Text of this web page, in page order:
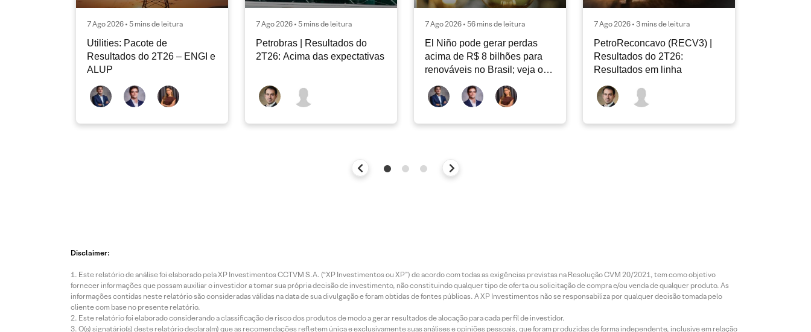
7 Ago 2026 • 5 mins de leitura
Utilities: Pacote de
Resultados do 2T26 – ENGI e
ALUP
7 Ago 2026 • 5 mins de leitura
Petrobras | Resultados do
2T26: Acima das expectativas
7 Ago 2026 • 56 mins de leitura
El Niño pode gerar perdas
acima de R$ 8 bilhões para
renováveis no Brasil; veja o
Radar Energia XP | Agosto
7 Ago 2026 • 3 mins de leitura
PetroReconcavo (RECV3) |
Resultados do 2T26:
Resultados em linha
Disclaimer:
Este relatório de análise foi elaborado pela XP Investimentos CCTVM S.A. (“XP Investimentos ou XP”) de acordo com todas as exigências previstas na Resolução CVM 20/2021, tem como objetivo
fornecer informações que possam auxiliar o investidor a tomar sua própria decisão de investimento, não constituindo qualquer tipo de oferta ou solicitação de compra e/ou venda de qualquer produto. As
informações contidas neste relatório são consideradas válidas na data de sua divulgação e foram obtidas de fontes públicas. A XP Investimentos não se responsabiliza por qualquer decisão tomada pelo
cliente com base no presente relatório.
Este relatório foi elaborado considerando a classificação de risco dos produtos de modo a gerar resultados de alocação para cada perfil de investidor.
O(s) signatário(s) deste relatório declara(m) que as recomendações refletem única e exclusivamente suas análises e opiniões pessoais, que foram produzidas de forma independente, inclusive em relação